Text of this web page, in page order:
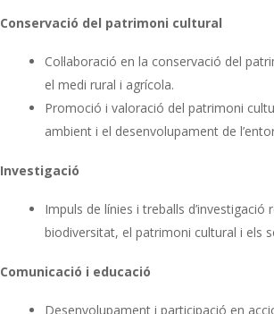
Conservació del patrimoni cultural
Col·laboració en la conservació del
el medi rural i agrícola.
Promoció i valoració del patrimoni
ambient i el desenvolupament de
Investigació
Impuls de línies i treballs
biodiversitat, el patrimoni cultural i els
Comunicació i educació
Desenvolupament i participació en